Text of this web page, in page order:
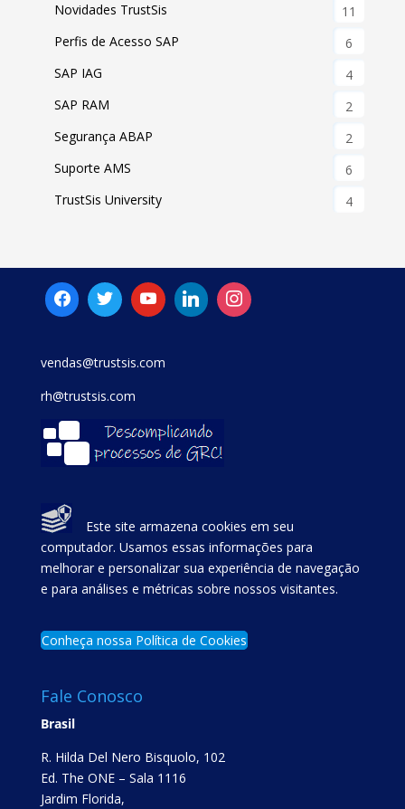
Novidades TrustSis
11
Perfis de Acesso SAP
6
SAP IAG
4
SAP RAM
2
Segurança ABAP
2
Suporte AMS
6
TrustSis University
4
vendas@trustsis.com
rh@trustsis.com
Este site armazena cookies em seu
computador. Usamos essas informações para
melhorar e personalizar sua experiência de navegação
e para análises e métricas sobre nossos visitantes.
Conheça nossa Política de Cookies
Fale Conosco
Brasil
R. Hilda Del Nero Bisquolo, 102
Ed. The ONE – Sala 1116
Jardim Florida,